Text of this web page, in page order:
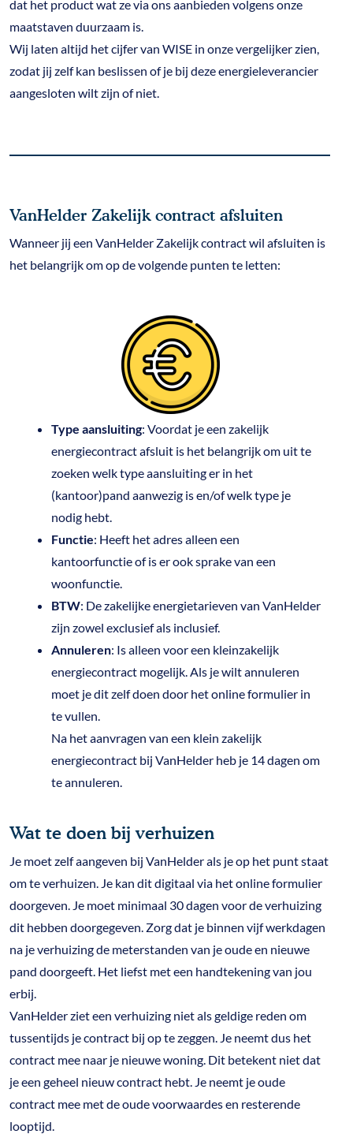
dat het product wat ze via ons aanbieden volgens onze
maatstaven duurzaam is.
Wij laten altijd het cijfer van WISE in onze vergelijker zien,
zodat jij zelf kan beslissen of je bij deze energieleverancier
aangesloten wilt zijn of niet.
VanHelder Zakelijk contract afsluiten
Wanneer jij een VanHelder Zakelijk contract wil afsluiten is
het belangrijk om op de volgende punten te letten:
Type aansluiting: Voordat je een zakelijk
energiecontract afsluit is het belangrijk om uit te
zoeken welk type aansluiting er in het
(kantoor)pand aanwezig is en/of welk type je
nodig hebt.
Functie: Heeft het adres alleen een
kantoorfunctie of is er ook sprake van een
woonfunctie.
BTW: De zakelijke energietarieven van VanHelder
zijn zowel exclusief als inclusief.
Annuleren: Is alleen voor een kleinzakelijk
energiecontract mogelijk. Als je wilt annuleren
moet je dit zelf doen door het online formulier in
te vullen.
Na het aanvragen van een klein zakelijk
energiecontract bij VanHelder heb je 14 dagen om
te annuleren.
Wat te doen bij verhuizen
Je moet zelf aangeven bij VanHelder als je op het punt staat
om te verhuizen. Je kan dit digitaal via het online formulier
doorgeven. Je moet minimaal 30 dagen voor de verhuizing
dit hebben doorgegeven. Zorg dat je binnen vijf werkdagen
na je verhuizing de meterstanden van je oude en nieuwe
pand doorgeeft. Het liefst met een handtekening van jou
erbij.
VanHelder ziet een verhuizing niet als geldige reden om
tussentijds je contract bij op te zeggen. Je neemt dus het
contract mee naar je nieuwe woning. Dit betekent niet dat
je een geheel nieuw contract hebt. Je neemt je oude
contract mee met de oude voorwaardes en resterende
looptijd.